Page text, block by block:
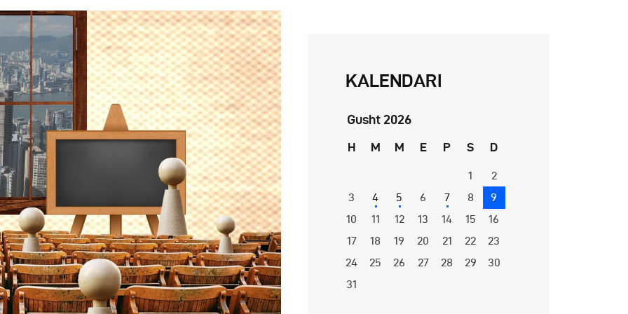
Nesh
KALENDARI
Gusht 2026
H M M E P S D
1
2
3
4 5 6 7 8
9
10
11 12 13 14 15
16
17
18 19 20 21 22
23
24
25 26 27 28 29
30
31